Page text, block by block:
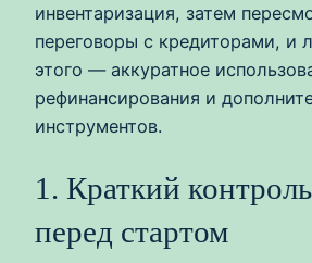
инвентаризация, затем
переговоры с кредиторами, и
этого — аккуратное
рефинансирования и
инструментов.
1. Краткий
перед стартом